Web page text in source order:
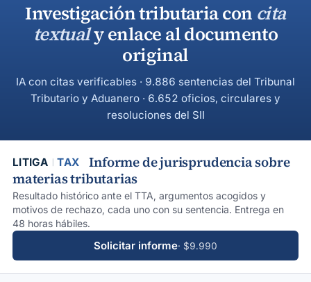
Investigación tributaria con cita
textualy enlace al documento
original
IA con citas verificables · 9.886 sentencias del Tribunal
Tributario y Aduanero · 6.652 oficios, circulares y
resoluciones del SII
LITIGA TAX
Informe de jurisprudencia sobre
materias tributarias
Resultado histórico ante el TTA, argumentos acogidos y
motivos de rechazo, cada uno con su sentencia. Entrega en
48 horas hábiles.
Solicitar informe· $9.990